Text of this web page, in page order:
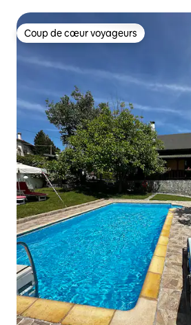
Coup de cœur voyageurs
Coup de cœur voyageurs